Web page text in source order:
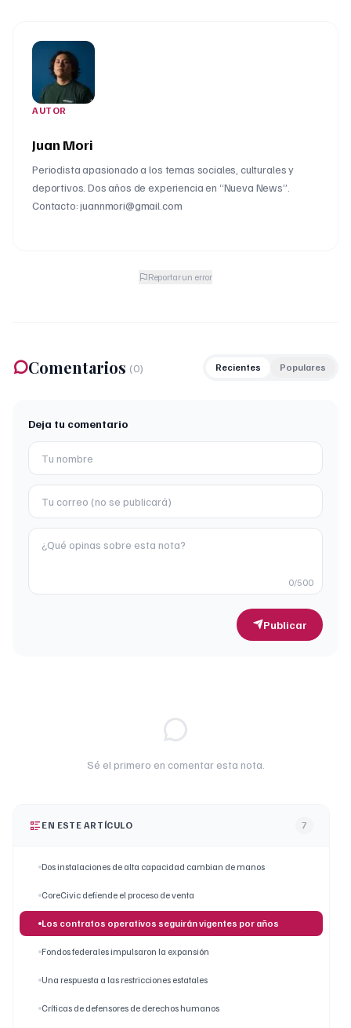
AUTOR
Juan Mori
Periodista apasionado a los temas sociales, culturales y
deportivos. Dos años de experiencia en “Nueva News”.
Contacto: juannmori@gmail.com
Reportar un error
Comentarios (0) Recientes Populares
Deja tu comentario
0/500
Publicar
Sé el primero en comentar esta nota.
EN ESTE ARTÍCULO 7
Dos instalaciones de alta capacidad cambian de manos
CoreCivic defiende el proceso de venta
Los contratos operativos seguirán vigentes por años
Fondos federales impulsaron la expansión
Una respuesta a las restricciones estatales
Críticas de defensores de derechos humanos